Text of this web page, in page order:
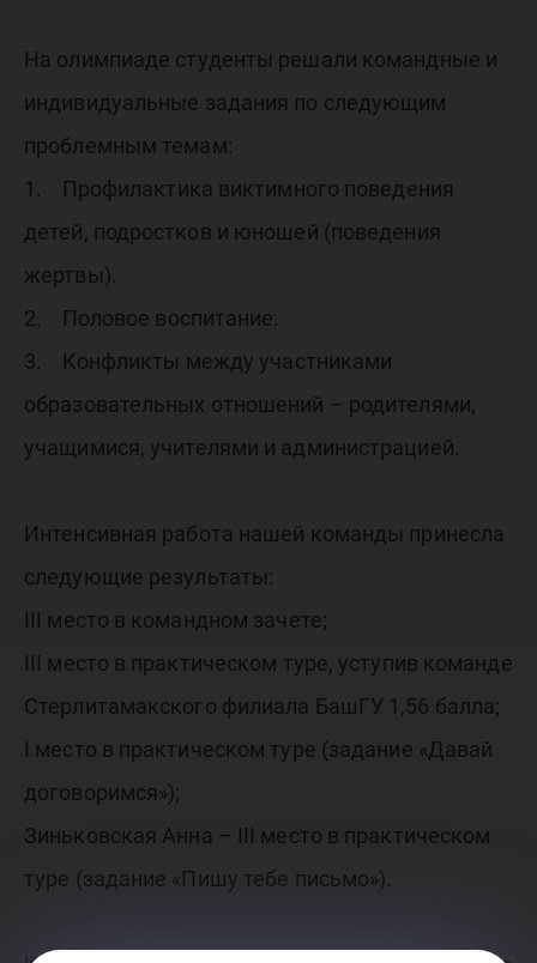
На олимпиаде студенты решали командные и
индивидуальные задания по следующим
проблемным темам:
1. Профилактика виктимного поведения
детей, подростков и юношей (поведения
жертвы).
2. Половое воспитание.
3. Конфликты между участниками
образовательных отношений – родителями,
учащимися, учителями и администрацией.
Интенсивная работа нашей команды принесла
следующие результаты:
III место в командном зачете;
III место в практическом туре, уступив команде
Стерлитамакского филиала БашГУ 1,56 балла;
I место в практическом туре (задание «Давай
договоримся»);
Зиньковская Анна – III место в практическом
туре (задание «Пишу тебе письмо»).